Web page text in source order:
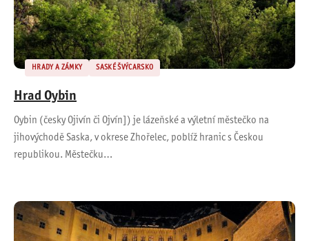
HRADY A ZÁMKY SASKÉ ŠVÝCARSKO
Hrad Oybin
Oybin (česky Ojivín či Ojvín]) je lázeňské a výletní městečko na
jihovýchodě Saska, v okrese Zhořelec, poblíž hranic s Českou
republikou. Městečku…